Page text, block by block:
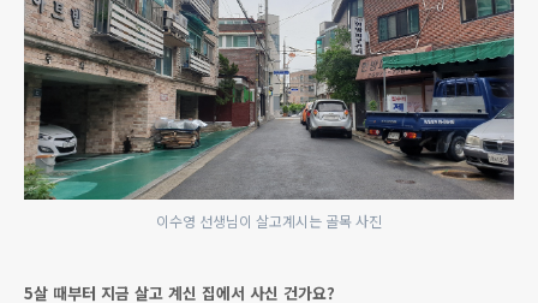
이수영 선생님이 살고계시는 골목 사진
5살 때부터 지금 살고 계신 집에서 사신 건가요?